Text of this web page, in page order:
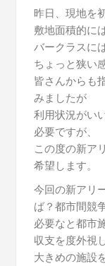
昨日、現地を
敷地面積的に
バークラスに
ちょっと狭い
皆さんからも
みましたが
利用状況がい
必要ですが、
この度の新ア
希望します。
今回の新アリ
ば？都市間競
必要なと都市
収支を度外視
大きめの施設